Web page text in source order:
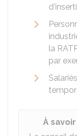
la
par
À savoir